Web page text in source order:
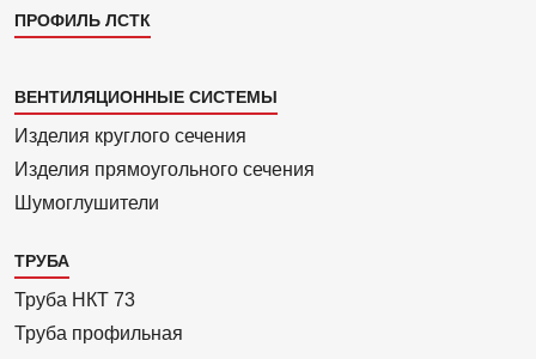
ПРОФИЛЬ ЛСТК
Каталог
4
ВЕНТИЛЯЦИОННЫЕ СИСТЕМЫ
Изделия круглого сечения
Изделия прямоуголь­ного сечения
Шумоглушители
ТРУБА
Труба НКТ 73
Труба профильная